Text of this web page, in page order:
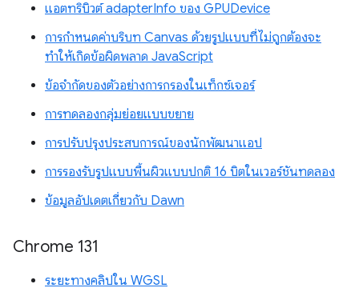
แอตทริบิวต์ adapterInfo ของ GPUDevice
การกำหนดค่าบริบท Canvas ด้วยรูปแบบที่ไม่ถูกต้องจะ
ทำให้เกิดข้อผิดพลาด JavaScript
ข้อจำกัดของตัวอย่างการกรองในเท็กซ์เจอร์
การทดลองกลุ่มย่อยแบบขยาย
การปรับปรุงประสบการณ์ของนักพัฒนาแอป
การรองรับรูปแบบพื้นผิวแบบปกติ 16 บิตในเวอร์ชันทดลอง
ข้อมูลอัปเดตเกี่ยวกับ Dawn
Chrome 131
ระยะทางคลิปใน WGSL